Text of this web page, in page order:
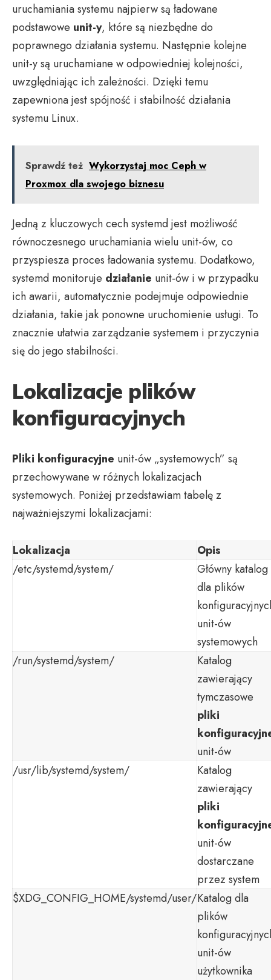
uruchamiania systemu najpierw są ładowane
podstawowe unit-y, które są niezbędne do
poprawnego działania systemu. Następnie kolejne
unit-y są uruchamiane w odpowiedniej kolejności,
uwzględniając ich zależności. Dzięki temu
zapewniona jest spójność i stabilność działania
systemu Linux.
Sprawdź też Wykorzystaj moc Ceph w
Proxmox dla swojego biznesu
Jedną z kluczowych cech systemd jest możliwość
równoczesnego uruchamiania wielu unit-ów, co
przyspiesza proces ładowania systemu. Dodatkowo,
systemd monitoruje działanie unit-ów i w przypadku
ich awarii, automatycznie podejmuje odpowiednie
działania, takie jak ponowne uruchomienie usługi. To
znacznie ułatwia zarządzanie systemem i przyczynia
się do jego stabilności.
Lokalizacje plików
konfiguracyjnych
Pliki konfiguracyjne unit-ów „systemowych” są
przechowywane w różnych lokalizacjach
systemowych. Poniżej przedstawiam tabelę z
najważniejszymi lokalizacjami:
Lokalizacja
Opis
/etc/systemd/system/
Główny katalog
dla plików
unit-ów
systemowych
/run/systemd/system/
Katalog
zawierający
tymczasowe
pliki
unit-ów
/usr/lib/systemd/system/
Katalog
zawierający
pliki
unit-ów
dostarczane
przez system
$XDG_CONFIG_HOME/systemd/user/Katalog dla
plików
unit-ów
użytkownika